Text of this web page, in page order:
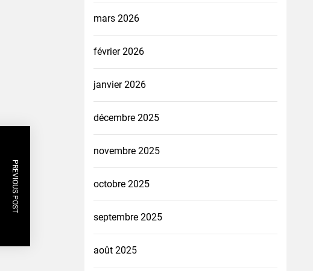
PREVIOUS POST
mars 2026
février 2026
janvier 2026
décembre 2025
novembre 2025
octobre 2025
septembre 2025
août 2025